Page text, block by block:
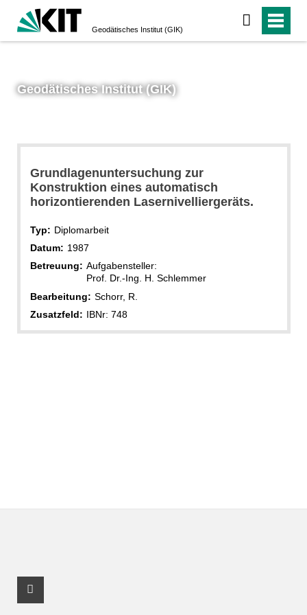
Geodätisches Institut (GIK)
Geodätisches Institut (GIK)
Grundlagenuntersuchung zur
Konstruktion eines automatisch
horizontierenden Lasernivelliergeräts.
Typ: Diplomarbeit
Datum: 1987
Betreuung: Aufgabensteller:
Prof. Dr.-Ing. H. Schlemmer
Bearbeitung: Schorr, R.
Zusatzfeld: IBNr: 748